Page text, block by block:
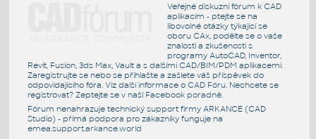
Veřejné diskuzní fórum k CAD
aplikacím - ptejte se na
libovolné otázky týkající se
oboru CAx, podělte se o vaše
znalosti a zkušenosti s
programy AutoCAD, Inventor,
Revit, Fusion, 3ds Max, Vault a s dalšími CAD/BIM/PDM aplikacemi.
Zaregistrujte se nebo se přihlašte a zašlete váš příspěvek do
odpovídajícího fóra. Viz další informace o CAD Fóru. Nechcete se
registrovat? Zeptejte se v naší Facebook poradně.
Fórum nenahrazuje technický support firmy ARKANCE (CAD
Studio) - přímá podpora pro zákazníky funguje na
emea.support.arkance.world